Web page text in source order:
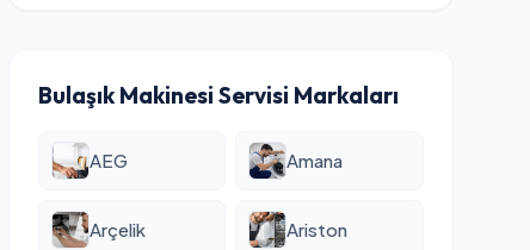
Bulaşık Makinesi Servisi Markaları
AEG Amana
Arçelik Ariston